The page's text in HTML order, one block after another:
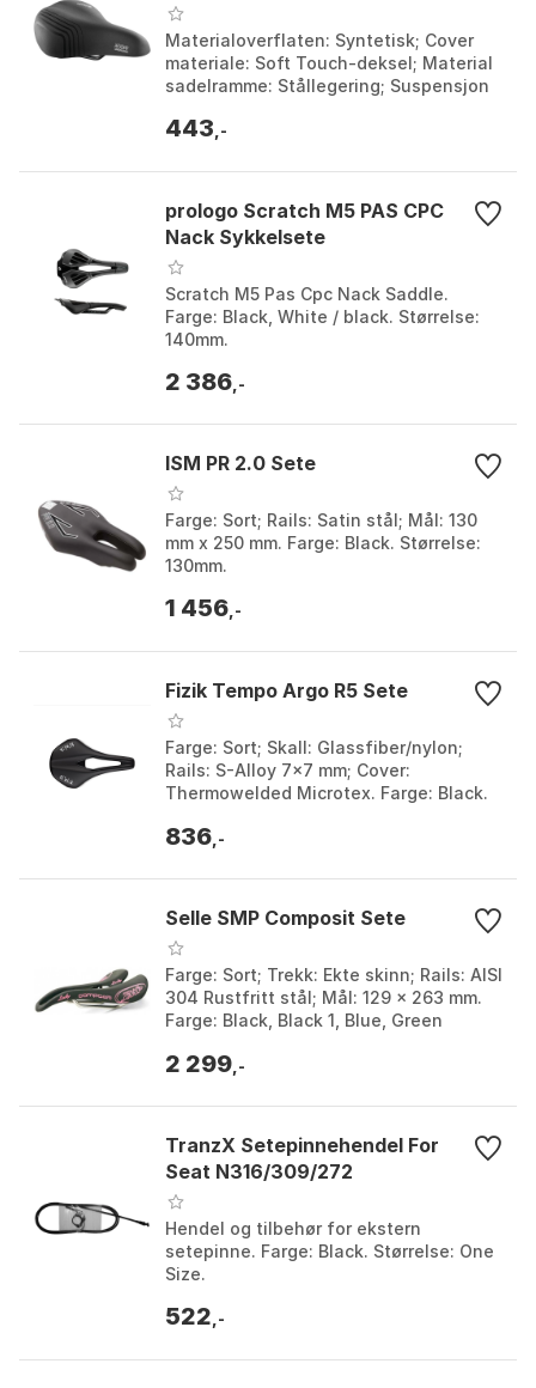
Materialoverflaten: Syntetisk; Cover
materiale: Soft Touch-deksel; Material
sadelramme: Stållegering; Suspensjon
Størrelse:...
443 ,-
prologo Scratch M5 PAS CPC
Nack Sykkelsete
Scratch M5 Pas Cpc Nack Saddle.
Farge: Black, White / black. Størrelse:
140mm.
2 386 ,-
ISM PR 2.0 Sete
Farge: Sort; Rails: Satin stål; Mål: 130
mm x 250 mm. Farge: Black. Størrelse:
130mm.
1 456 ,-
Fizik Tempo Argo R5 Sete
Farge: Sort; Skall: Glassfiber/nylon;
Rails: S-Alloy 7x7 mm; Cover:
Thermowelded Microtex. Farge: Black.
836 ,-
Selle SMP Composit Sete
Farge: Sort; Trekk: Ekte skinn; Rails: AISI
304 Rustfritt stål; Mål: 129 x 263 mm.
Farge: Black, Black 1, Blue, Green
Whi...
2 299 ,-
TranzX Setepinnehendel For
Seat N316/309/272
Hendel og tilbehør for ekstern
setepinne. Farge: Black. Størrelse: One
Size.
522 ,-